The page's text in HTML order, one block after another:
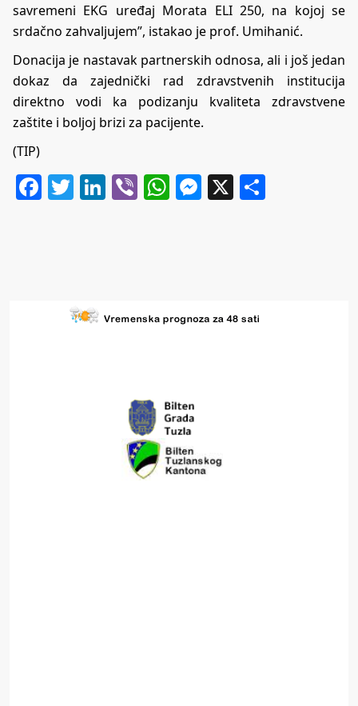
savremeni EKG uređaj Morata ELI 250, na kojoj se
srdačno zahvaljujem”, istakao je prof. Umihanić.
Donacija je nastavak partnerskih odnosa, ali i još jedan
dokaz da zajednički rad zdravstvenih institucija
direktno vodi ka podizanju kvaliteta zdravstvene
zaštite i boljoj brizi za pacijente.
(TIP)
Facebook
Twitter
LinkedIn
ViberWhatsApp
Messenger
X